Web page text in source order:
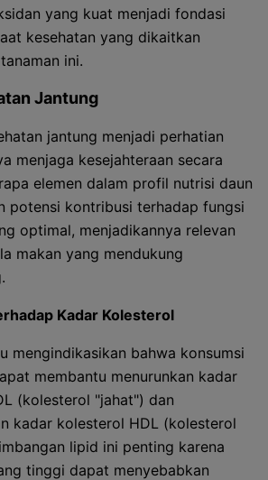
yang kuat menjadi fondasi
kesehatan yang dikaitkan
ini.
Jantung
jantung menjadi perhatian
menjaga kesejahteraan secara
elemen dalam profil nutrisi daun
potensi kontribusi terhadap fungsi
optimal, menjadikannya relevan
makan yang mendukung
Kadar Kolesterol
mengindikasikan bahwa konsumsi
membantu menurunkan kadar
(kolesterol "jahat") dan
kadar kolesterol HDL (kolesterol
lipid ini penting karena
tinggi dapat menyebabkan